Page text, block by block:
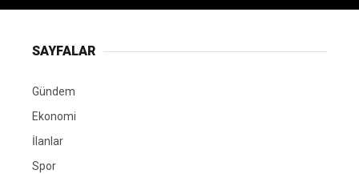
SAYFALAR
Gündem
Ekonomi
İlanlar
Spor